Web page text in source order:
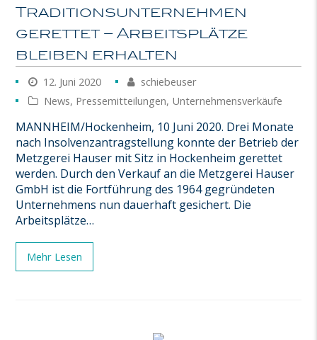
Traditionsunternehmen
gerettet – Arbeitsplätze
bleiben erhalten
12. Juni 2020
schiebeuser
News, Pressemitteilungen, Unternehmensverkäufe
MANNHEIM/Hockenheim, 10 Juni 2020. Drei Monate
nach Insolvenzantragstellung konnte der Betrieb der
Metzgerei Hauser mit Sitz in Hockenheim gerettet
werden. Durch den Verkauf an die Metzgerei Hauser
GmbH ist die Fortführung des 1964 gegründeten
Unternehmens nun dauerhaft gesichert. Die
Arbeitsplätze…
Mehr Lesen